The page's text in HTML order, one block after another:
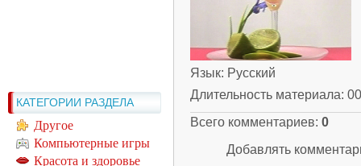
КАТЕГОРИИ РАЗДЕЛА
Другое
Компьютерные игры
Красота и здоровье
Язык: Русский
Длительность материала:
Всего комментариев: 0
Добавлять